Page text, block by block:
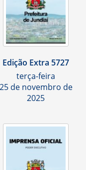
Edição Extra 5727
terça-feira
25 de novembro de
2025